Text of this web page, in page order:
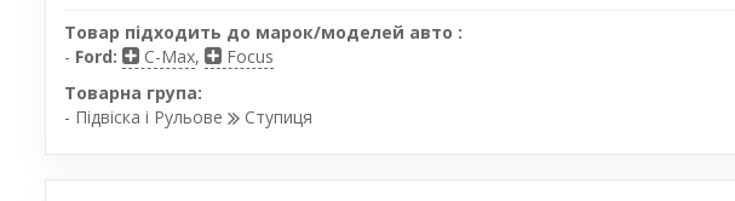
Товар підходить до марок/моделей авто :
- Ford: C-Max,
Focus
Товарна група:
- Підвіска і Рульове
Ступиця